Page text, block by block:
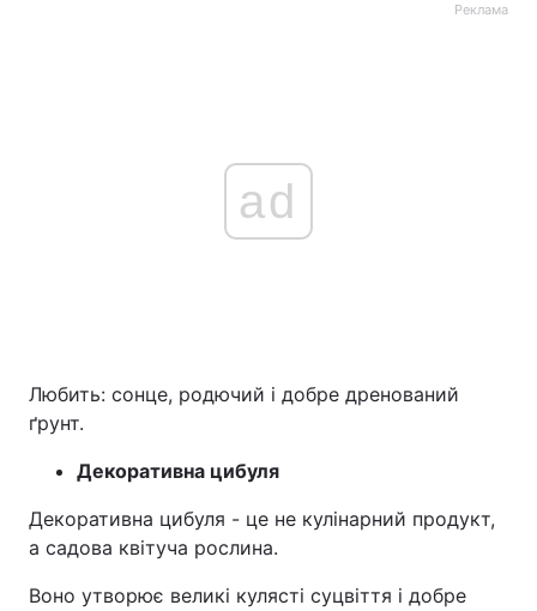
Реклама
ad
Любить: сонце, родючий і добре дренований
ґрунт.
Декоративна цибуля
Декоративна цибуля - це не кулінарний продукт,
а садова квітуча рослина.
Воно утворює великі кулясті суцвіття і добре